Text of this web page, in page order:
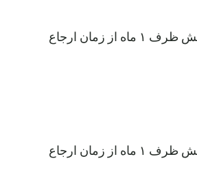
سه آزمایش CBC متوالی در سال گذشته با فاصله حداقل ۱ ماه، که آخرین آزمایش ظرف ۱ ماه از زمان ارجاع
سه آزمایش CBC متوالی در سال گذشته با فاصله حداقل ۱ ماه، که آخرین آزمایش ظرف ۱ ماه از زمان ارجاع